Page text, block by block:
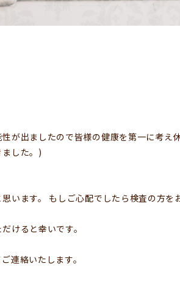
が出ましたので皆様の健康を第一に考
した。)
います。 もしご心配でしたら検査の方を
けると幸いです。
連絡いたします。